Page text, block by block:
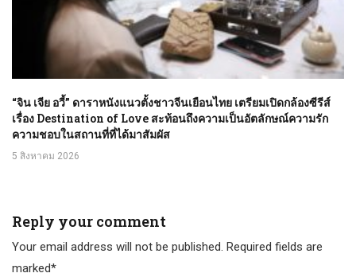
“จิน เจีย อวี้” ดาราหนังแนวตั้งชาวจีนเยือนไทย เตรียมเปิดกล้องซีรีส์
เรื่อง Destination of Love สะท้อนถึงความเป็นอัตลักษณ์ความรัก
ความชอบในสถานที่ที่ได้มาสัมผัส
5 สิงหาคม 2026
Reply your comment
Your email address will not be published. Required fields are
marked*